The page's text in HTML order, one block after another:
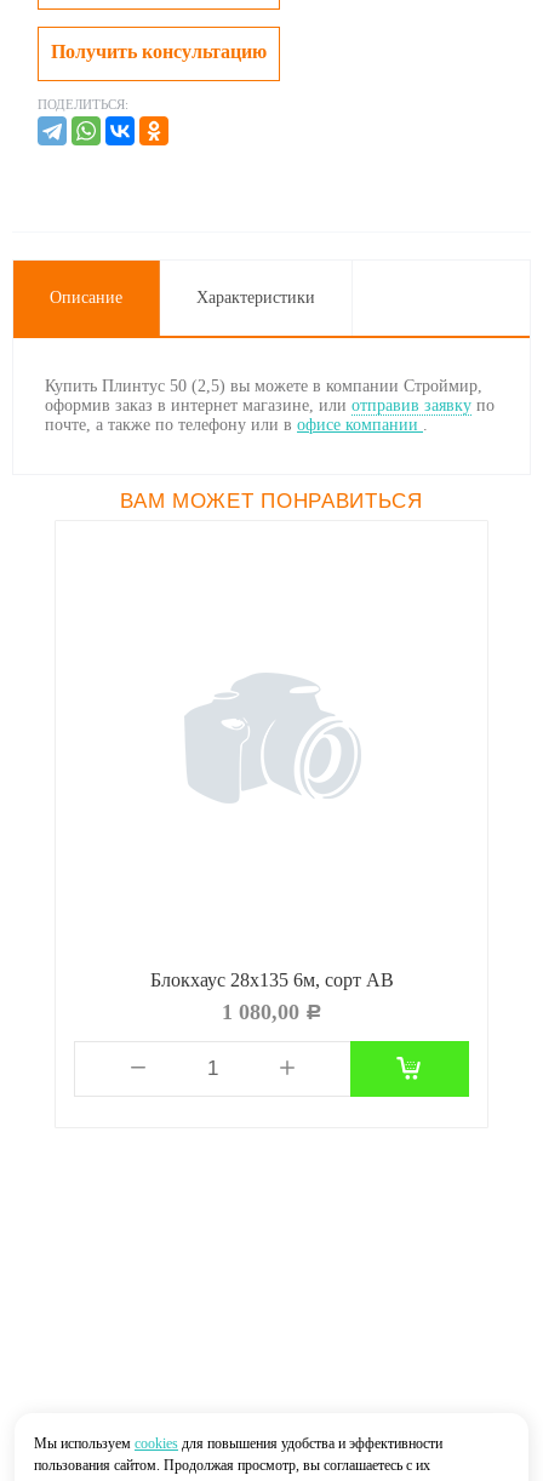
Получить консультацию
ПОДЕЛИТЬСЯ:
Описание Характеристики
Купить Плинтус 50 (2,5) вы можете в компании Строймир,
оформив заказ в интернет магазине, или отправив заявку по
почте, а также по телефону или в офисе компании .
ВАМ МОЖЕТ ПОНРАВИТЬСЯ
Блокхаус 28х135 6м, сорт АВ
1 080,00 Р
Мы используем cookies для повышения удобства и эффективности
пользования сайтом. Продолжая просмотр, вы соглашаетесь с их